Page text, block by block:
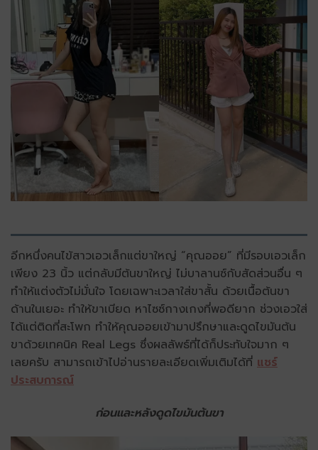
อีกหนึ่งคนไข้สาวเอวเล็กแต่ขาใหญ่ “คุณออย” ที่มีรอบเอวเล็ก
เพียง 23 นิ้ว แต่กลับมีต้นขาใหญ่ ไม่บาลานซ์กับสัดส่วนอื่น ๆ
ทำให้แต่งตัวไม่มั่นใจ โดยเฉพาะเวลาใส่ขาสั้น ด้วยเนื้อต้นขา
ด้านในเยอะ ทำให้ขาเบียด หาไซซ์กางเกงที่พอดียาก ช่วงเอวใส่
ได้แต่ติดที่สะโพก ทำให้คุณออยเข้ามาปรึกษาและดูดไขมันต้น
ขาด้วยเทคนิค Real Legs ซึ่งผลลัพธ์ที่ได้ก็ประทับใจมาก ๆ
เลยครับ สามารถเข้าไปอ่านรายละเอียดเพิ่มเติมได้ที่ แชร์
ประสบการณ์
ก่อนและหลังดูดไขมันต้นขา